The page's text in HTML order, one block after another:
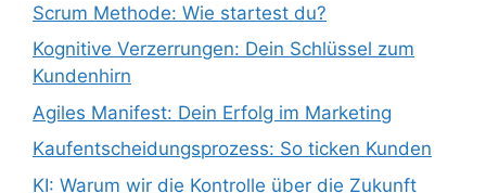
Scrum Methode: Wie startest du?
Kognitive Verzerrungen: Dein Schlüssel zum
Kundenhirn
Agiles Manifest: Dein Erfolg im Marketing
Kaufentscheidungsprozess: So ticken Kunden
KI: Warum wir die Kontrolle über die Zukunft